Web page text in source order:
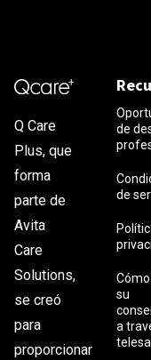
Q Care
Plus, que
forma
parte de
Avita
Care
Solutions,
se creó
para
proporcionar
de
de
su
a